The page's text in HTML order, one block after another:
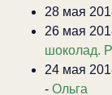
28 мая
26 мая
шоколад.
24 мая
- Ольга